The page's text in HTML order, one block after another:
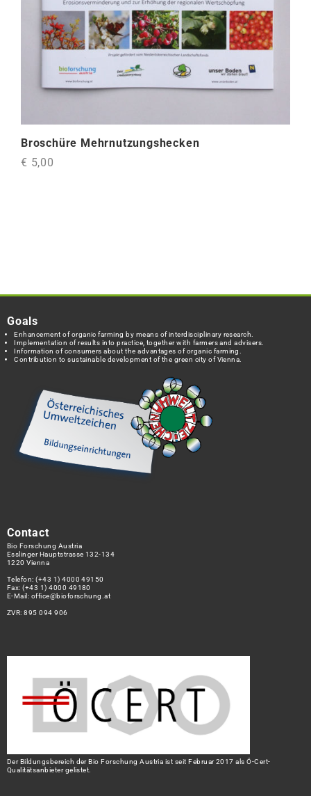
Broschüre Mehrnutzungshecken
€ 5,00
Goals
Enhancement of organic farming by means of interdisciplinary research.
Implementation of results into practice, together with farmers and advisers.
Information of consumers about the advantages of organic farming.
Contribution to sustainable development of the green city of Vienna.
Contact
Bio Forschung Austria
Esslinger Hauptstrasse 132-134
1220 Vienna
Telefon:(+43 1) 4000 49150
Fax: (+43 1) 4000 49180
E-Mail: office@bioforschung.at
ZVR: 895 094 906
Der Bildungsbereich der Bio Forschung Austria ist seit Februar 2017 als Ö-Cert-
Qualitätsanbieter gelistet.